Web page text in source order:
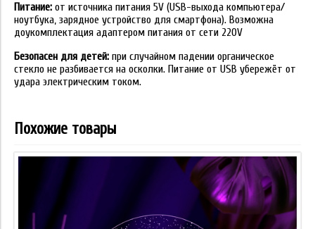
Питание: от источника питания 5V (USB-выхода компьютера/
ноутбука, зарядное устройство для смартфона). Возможна
доукомплектация адаптером питания от сети 220V
Безопасен для детей: при случайном падении органическое
стекло не разбивается на осколки. Питание от USB убережёт от
удара электрическим током.
Похожие товары